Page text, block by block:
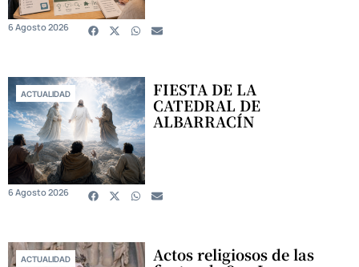
6 Agosto 2026
ACTUALIDAD FIESTA DE LA
CATEDRAL DE
ALBARRACÍN
6 Agosto 2026
ACTUALIDAD Actos religiosos de las